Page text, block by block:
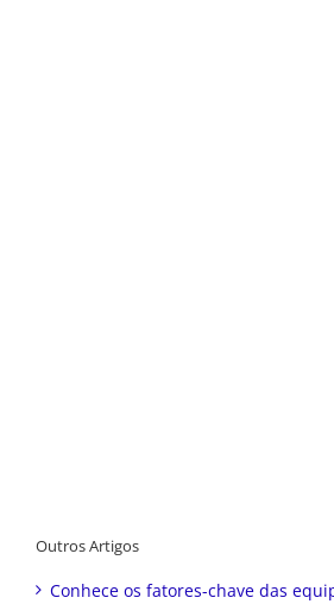
Outros Artigos
Conhece os fatores-chave das